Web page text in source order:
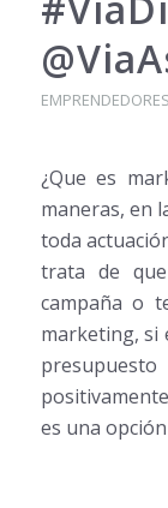
EMPRENDEDORES
¿Que es
maneras, en
toda
trata de
campaña o
marketing, si
es una